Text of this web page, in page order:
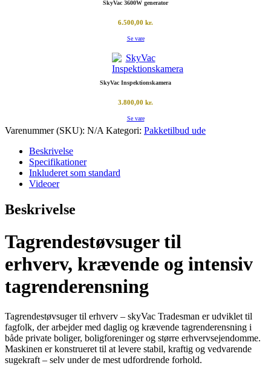
SkyVac 3600W generator
6.500,00 kr.
Se vare
SkyVac Inspektionskamera
3.800,00 kr.
Se vare
Varenummer (SKU): N/A Kategori: Pakketilbud ude
Beskrivelse
Specifikationer
Inkluderet som standard
Videoer
Beskrivelse
Tagrendestøvsuger til
erhverv, krævende og intensiv
tagrenderensning
Tagrendestøvsuger til erhverv – skyVac Tradesman er udviklet til
fagfolk, der arbejder med daglig og krævende tagrenderensning i
både private boliger, boligforeninger og større erhvervsejendomme.
Maskinen er konstrueret til at levere stabil, kraftig og vedvarende
sugekraft – selv under de mest udfordrende forhold.